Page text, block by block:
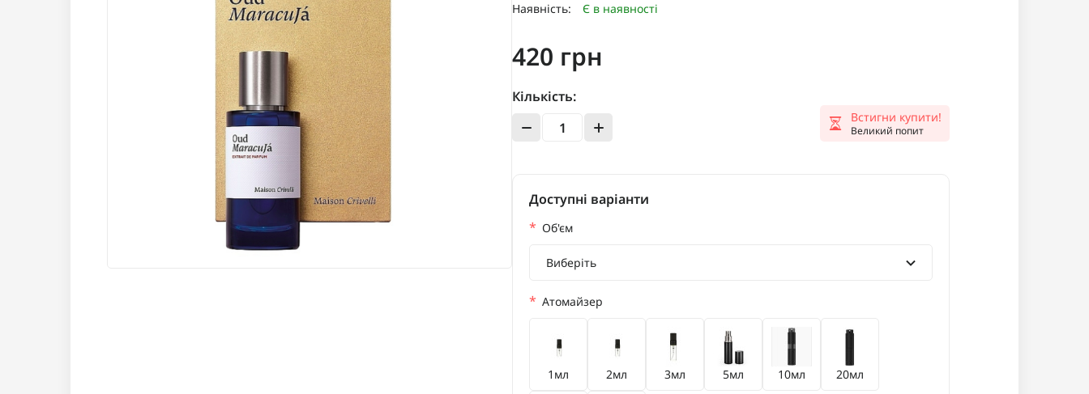
Наявність:
Є в наявності
420 грн
Кількість:
Встигни купити!
Великий попит
Доступні варіанти
* Об'єм
Виберіть
* Атомайзер
1мл 2мл 3мл 5мл 10мл 20мл